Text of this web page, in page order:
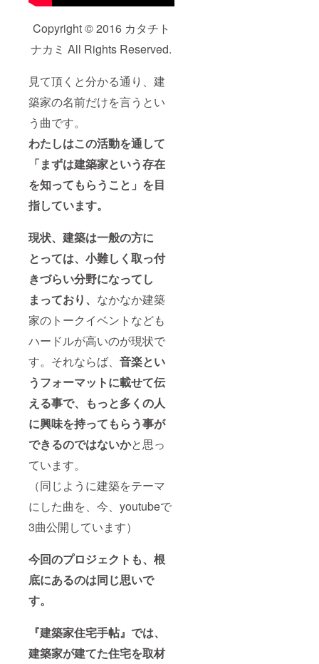
Copyright © 2016 カタチト
ナカミ All Rights Reserved.
見て頂くと分かる通り、建
築家の名前だけを言うとい
う曲です。
わたしはこの活動を通して
「まずは建築家という存在
を知ってもらうこと」を目
指しています。
現状、建築は一般の方に
とっては、小難しく取っ付
きづらい分野になってし
まっており、 なかなか建築
家のトークイベントなども
ハードルが高いのが現状で
す。それならば、 音楽とい
うフォーマットに載せて伝
える事で、もっと多くの人
に興味を持ってもらう事が
できるのではないかと思っ
ています。
（同じように建築をテーマ
にした曲を、今、youtubeで
3曲公開しています）
今回のプロジェクトも、根
底にあるのは同じ思いで
す。
『建築家住宅手帖』では、
建築家が建てた住宅を取材